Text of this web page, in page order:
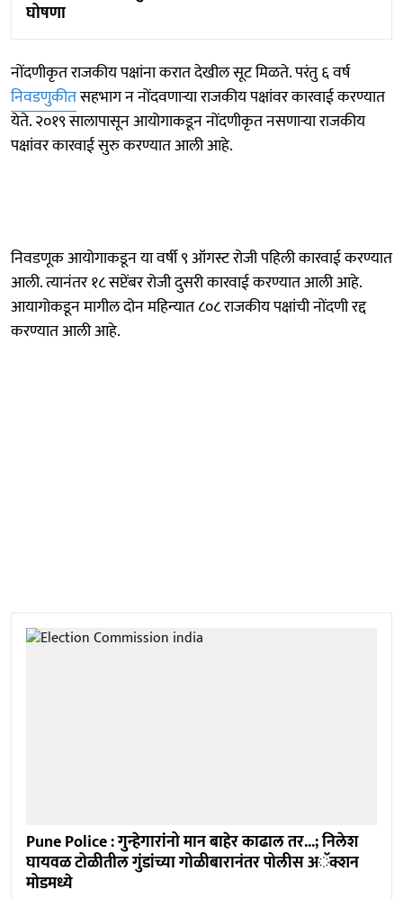
घोषणा
नोंदणीकृत राजकीय पक्षांना करात देखील सूट मिळते. परंतु ६ वर्ष
निवडणुकीतसहभाग न नोंदवणाऱ्या राजकीय पक्षांवर कारवाई करण्यात
येते. २०१९ सालापासून आयोगाकडून नोंदणीकृत नसणाऱ्या राजकीय
पक्षांवर कारवाई सुरु करण्यात आली आहे.
निवडणूक आयोगाकडून या वर्षी ९ ऑगस्ट रोजी पहिली कारवाई करण्यात
आली. त्यानंतर १८ सप्टेंबर रोजी दुसरी कारवाई करण्यात आली आहे.
आयागोकडून मागील दोन महिन्यात ८०८ राजकीय पक्षांची नोंदणी रद्द
करण्यात आली आहे.
Pune Police : गुन्हेगारांनो मान बाहेर काढाल तर...; निलेश
घायवळ टोळीतील गुंडांच्या गोळीबारानंतर पोलीस अॅक्शन
मोडमध्ये